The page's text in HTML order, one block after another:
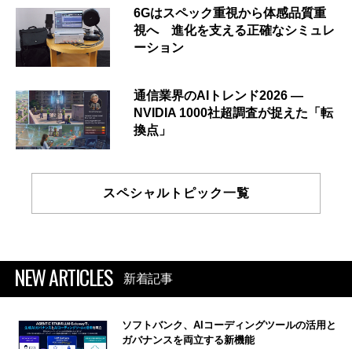
6Gはスペック重視から体感品質重
視へ 進化を支える正確なシミュレ
ーション
通信業界のAIトレンド2026 ―
NVIDIA 1000社超調査が捉えた「転
換点」
スペシャルトピック一覧
NEW ARTICLES 新着記事
ソフトバンク、AIコーディングツールの活用と
ガバナンスを両立する新機能